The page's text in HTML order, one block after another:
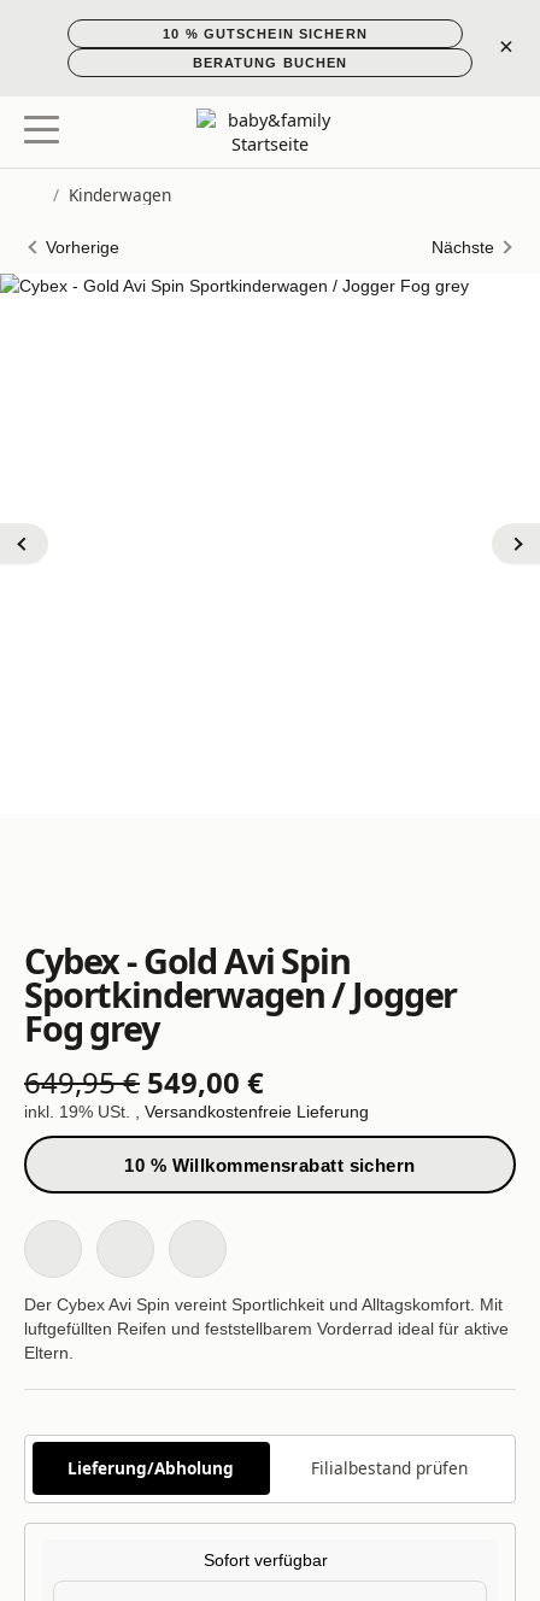
10 % GUTSCHEIN SICHERN
BERATUNG BUCHEN
×
/ Kinderwagen
Vorherige Nächste
Cybex - Gold Avi Spin
Sportkinderwagen / Jogger
Fog grey
649,95 € 549,00 €
inkl. 19% USt. , Versandkostenfreie Lieferung
10 % Willkommensrabatt sichern
Der Cybex Avi Spin vereint Sportlichkeit und Alltagskomfort. Mit
luftgefüllten Reifen und feststellbarem Vorderrad ideal für aktive
Eltern.
Lieferung/Abholung Filialbestand prüfen
Sofort verfügbar